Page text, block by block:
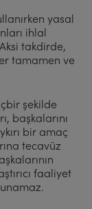
yasal
ihlal
takdirde,
tamamen ve
şekilde
başkalarını
bir amaç
tecavüz
faaliyet